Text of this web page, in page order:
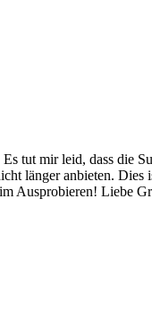
tut mir leid, dass die
länger anbieten. Dies
Ausprobieren! Liebe